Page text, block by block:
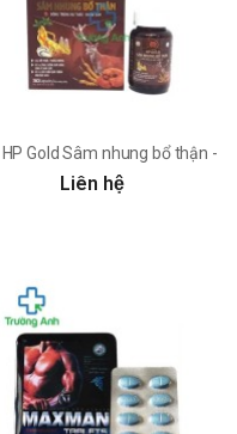
tình dục ở nam giới
HP Gold Sâm nhung bổ thận -
Liên hệ